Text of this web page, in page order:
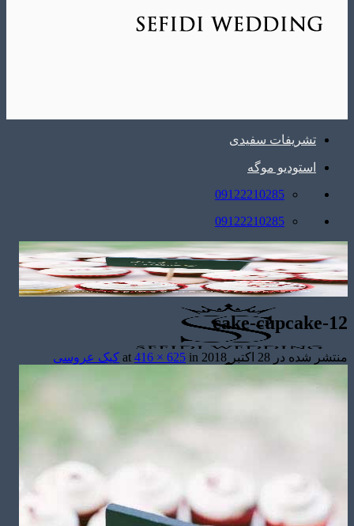
تشریفات سفیدی
استودیو موگه
09122210285
09122210285
قیمت منوها
cake-cupcake-12
منتشر شده در 28 اکتبر 2018 416 × 625 in کیک عروسی